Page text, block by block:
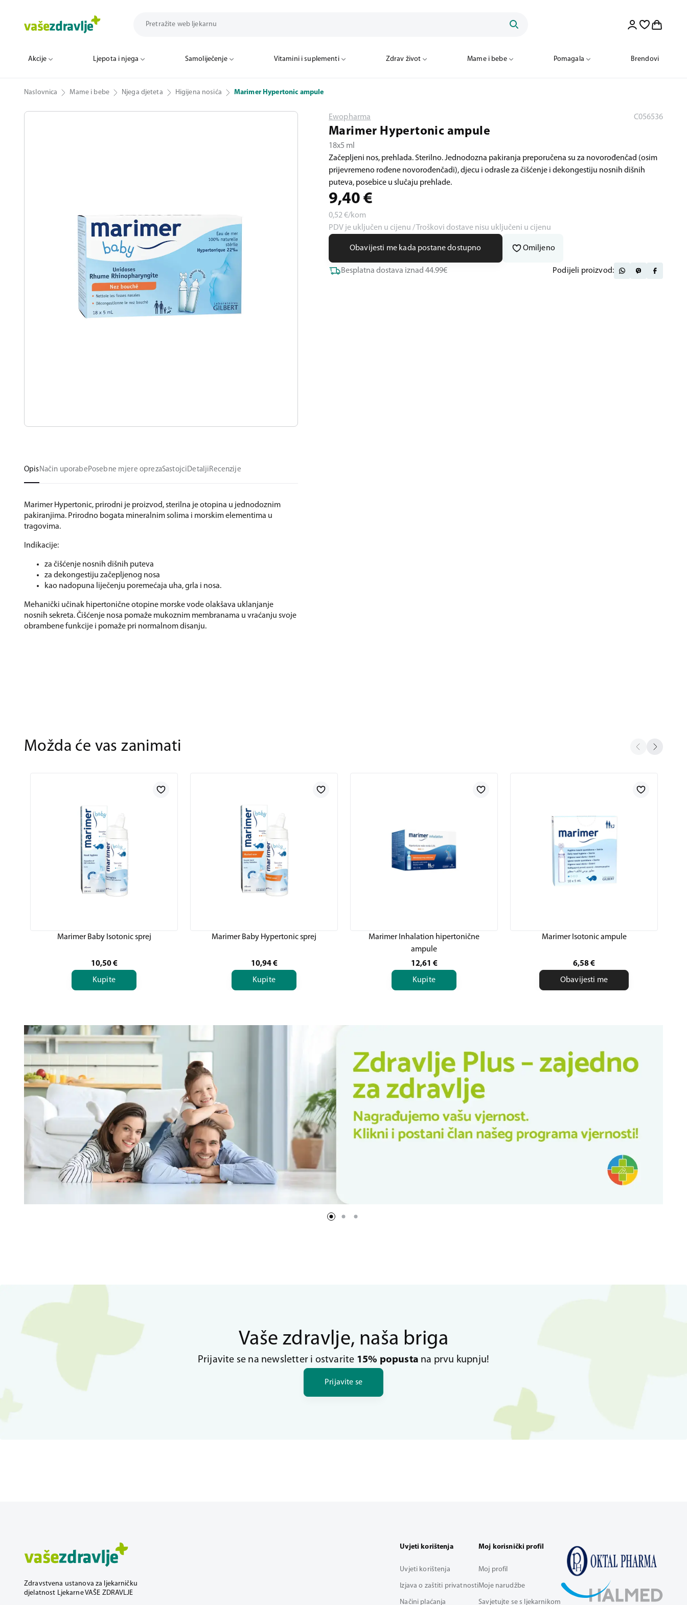
Akcije Ljepota i njega Samoliječenje Vitamini i suplementi Zdrav život Mame i bebe Pomagala Brendovi
Naslovnica Mame i bebe Njega djeteta Higijena nosića Marimer Hypertonic ampule
OpisNačin uporabePosebne mjere oprezaSastojciDetaljiRecenzije
Marimer Hypertonic, prirodni je proizvod, sterilna je otopina u jednodoznim
pakiranjima. Prirodno bogata mineralnim solima i morskim elementima u
tragovima.
Indikacije:
za čišćenje nosnih dišnih puteva
za dekongestiju začepljenog nosa
kao nadopuna liječenju poremećaja uha, grla i nosa.
Mehanički učinak hipertonične otopine morske vode olakšava uklanjanje
nosnih sekreta. Čišćenje nosa pomaže mukoznim membranama u vraćanju svoje
obrambene funkcije i pomaže pri normalnom disanju.
Ewopharma C056536
Marimer Hypertonic ampule
18x5 ml
Začepljeni nos, prehlada. Sterilno. Jednodozna pakiranja preporučena su za novorođenčad (osim
prijevremeno rođene novorođenčadi), djecu i odrasle za čišćenje i dekongestiju nosnih dišnih
puteva, posebice u slučaju prehlade.
9,40 €
0,52€/kom
PDV je uključen u cijenu / Troškovi dostave nisu uključeni u cijenu
Obavijesti me kada postane dostupno Omiljeno
Besplatna dostava iznad 44.99€ Podijeli proizvod:
Možda će vas zanimati
Marimer Baby Isotonic sprej
10,50 €
Kupite
Marimer Baby Hypertonic sprej
10,94 €
Kupite
Marimer Inhalation hipertonične
ampule
12,61 €
Kupite
Marimer Isotonic ampule
6,58€
Obavijesti me
Vaše zdravlje, naša briga
Prijavite se na newsletter i ostvarite 15% popusta na prvu kupnju!
Prijavite se
Zdravstvena ustanova za ljekarničku
djelatnost Ljekarne VAŠE ZDRAVLJE
Uvjeti korištenja
Uvjeti korištenja
Izjava o zaštiti privatnosti
Načini plaćanja
Moj korisnički profil
Moj profil
Moje narudžbe
Savjetujte se s ljekarnikom